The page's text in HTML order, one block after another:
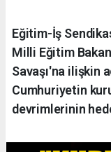
Eğitim-İş
Milli Eğitim
Savaşı'na ilişkin
Cumhuriyetin
devrimlerinin